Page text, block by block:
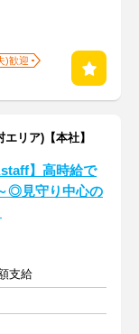
)歓迎
リア)【本社】
staff】高時給で
◎見守り中心の
支給